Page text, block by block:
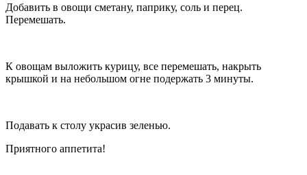
Добавить в овощи сметану, паприку, соль и перец.
Перемешать.
К овощам выложить курицу, все перемешать, накрыть
крышкой и на небольшом огне подержать 3 минуты.
Подавать к столу украсив зеленью.
Приятного аппетита!